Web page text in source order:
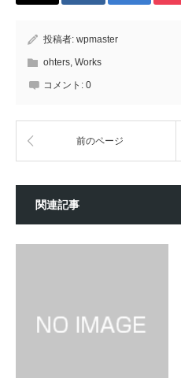
投稿者: wpmaster
ohters, Works
コメント: 0
前のページ
関連記事